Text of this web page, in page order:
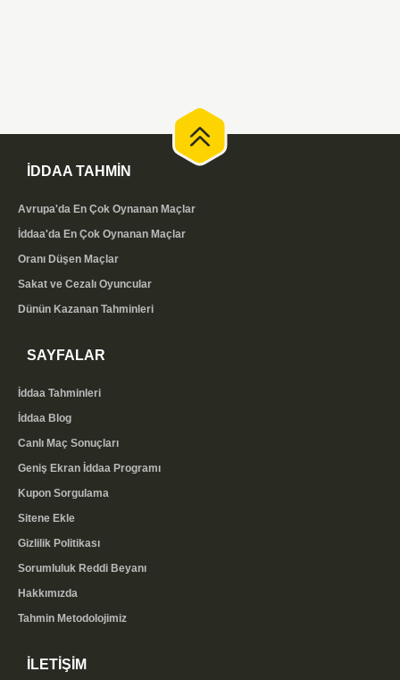
İDDAA TAHMİN
Avrupa'da En Çok Oynanan Maçlar
İddaa'da En Çok Oynanan Maçlar
Oranı Düşen Maçlar
Sakat ve Cezalı Oyuncular
Dünün Kazanan Tahminleri
SAYFALAR
İddaa Tahminleri
İddaa Blog
Canlı Maç Sonuçları
Geniş Ekran İddaa Programı
Kupon Sorgulama
Sitene Ekle
Gizlilik Politikası
Sorumluluk Reddi Beyanı
Hakkımızda
Tahmin Metodolojimiz
İLETİŞİM